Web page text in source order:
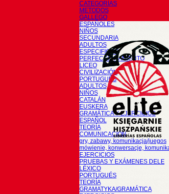
CATEGORÍAS
METODOS
GALLEGO
ESPAÑOLES
NIÑOS
SECUNDARIA
ADULTOS
ESPECIFICOS
PERFECCIONAMIENTO
LICEO
CIVILIZACIÓN
PORTUGUÉS
ADULTOS
NIÑOS
CATALÁN
EUSKERA
GRAMÁTICA Y EJERCICIOS
ESPAÑOL
TEORÍA
COMUNICACIÓN
gry, zabawy, komunikacja/juegos
mówienie, konwersacje,
EJERCICIOS
PRUEBAS Y EXÁMENES DELE
LÉXICO
PORTUGUÉS
TEORÍA
GRAMATYKA/GRAMÁTICA